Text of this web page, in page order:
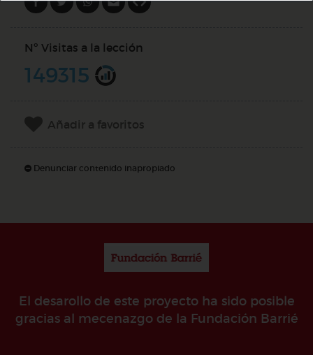
Nº Visitas a la lección
149315
Añadir a favoritos
Denunciar contenido inapropiado
El desarollo de este proyecto ha sido posible
gracias al mecenazgo de la Fundación Barrié